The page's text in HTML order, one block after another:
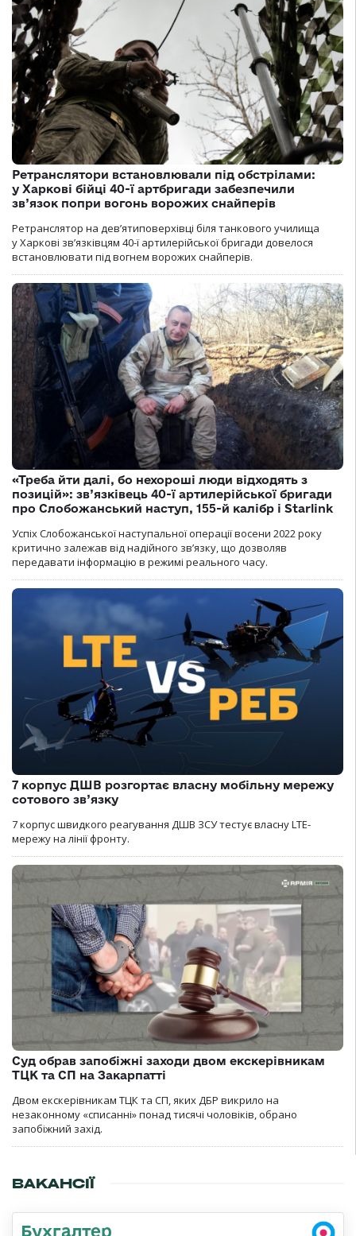
Ретранслятори встановлювали під обстрілами:
у Харкові бійці 40-ї артбригади забезпечили
зв’язок попри вогонь ворожих снайперів
Ретранслятор на дев’ятиповерхівці біля танкового училища
у Харкові зв’язківцям 40-ї артилерійської бригади довелося
встановлювати під вогнем ворожих снайперів.
«Треба йти далі, бо нехороші люди відходять з
позицій»: зв’язківець 40-ї артилерійської бригади
про Слобожанський наступ, 155-й калібр і Starlink
Успіх Слобожанської наступальної операції восени 2022 року
критично залежав від надійного зв’язку, що дозволяв
передавати інформацію в режимі реального часу.
7 корпус ДШВ розгортає власну мобільну мережу
сотового зв’язку
7 корпус швидкого реагування ДШВ ЗСУ тестує власну LTE-
мережу на лінії фронту.
Суд обрав запобіжні заходи двом екскерівникам
ТЦК та СП на Закарпатті
Двом екскерівникам ТЦК та СП, яких ДБР викрило на
незаконному «списанні» понад тисячі чоловіків, обрано
запобіжний захід.
ВАКАНСІЇ
Бухгалтер